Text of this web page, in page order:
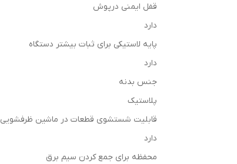
قفل ایمنی درپوش
دارد
پایه لاستیکی برای ثبات بیشتر دستگاه
دارد
جنس بدنه
پلاستیک
قابلیت شستشوی قطعات در ماشین ظرفشویی
دارد
محفظه برای جمع كردن سیم برق